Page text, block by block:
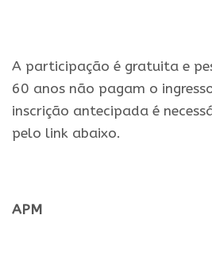
A participação é gratuita e
60 anos não pagam o
inscrição antecipada é
pelo link abaixo.
APM